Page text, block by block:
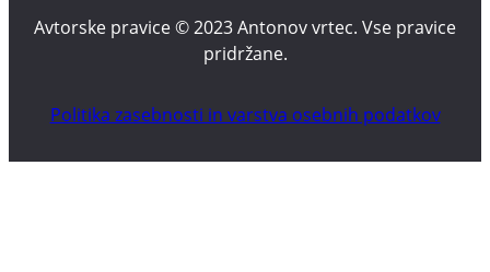
Avtorske pravice © 2023 Antonov vrtec. Vse pravice
pridržane.
Politika zasebnosti in varstva osebnih podatkov